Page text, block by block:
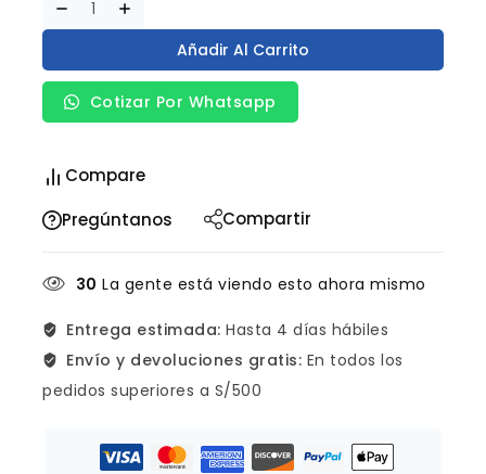
Añadir Al Carrito
Cotizar Por Whatsapp
Compare
Pregúntanos
Compartir
30 La gente está viendo esto ahora mismo
Entrega estimada: Hasta 4 días hábiles
Envío y devoluciones gratis: En todos los
pedidos superiores a S/500